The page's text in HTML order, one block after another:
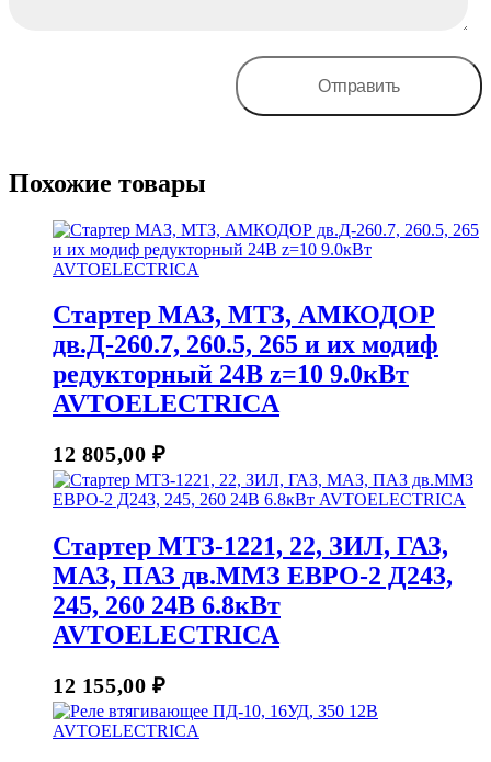
Похожие товары
Стартер МАЗ, МТЗ, АМКОДОР
дв.Д-260.7, 260.5, 265 и их модиф
редукторный 24В z=10 9.0кВт
AVTOELECTRICA
12 805,00 ₽
Стартер МТЗ-1221, 22, ЗИЛ, ГАЗ,
МАЗ, ПАЗ дв.ММЗ ЕВРО-2 Д243,
245, 260 24В 6.8кВт
AVTOELECTRICA
12 155,00 ₽